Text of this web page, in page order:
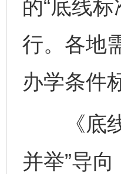
的“底线
行。各地
办学条件
《底线
并举”导